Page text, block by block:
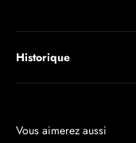
Historique